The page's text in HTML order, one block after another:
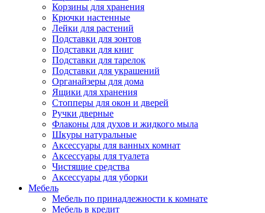
Корзины для хранения
Крючки настенные
Лейки для растений
Подставки для зонтов
Подставки для книг
Подставки для тарелок
Подставки для украшений
Органайзеры для дома
Ящики для хранения
Стопперы для окон и дверей
Ручки дверные
Флаконы для духов и жидкого мыла
Шкуры натуральные
Аксессуары для ванных комнат
Аксессуары для туалета
Чистящие средства
Аксессуары для уборки
Мебель
Мебель по принадлежности к комнате
Мебель в кредит